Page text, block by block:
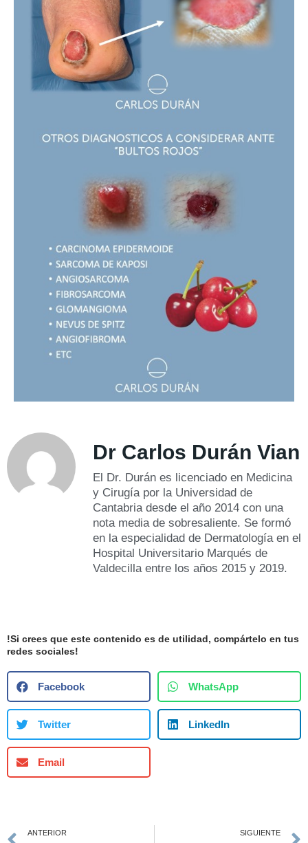
Dr Carlos Durán Vian
El Dr. Durán es licenciado en Medicina
y Cirugía por la Universidad de
Cantabria desde el año 2014 con una
nota media de sobresaliente. Se formó
en la especialidad de Dermatología en el
Hospital Universitario Marqués de
Valdecilla entre los años 2015 y 2019.
!Si crees que este contenido es de utilidad, compártelo en tus
redes sociales!
Facebook WhatsApp
Twitter LinkedIn
Email
ANTERIOR SIGUIENTE